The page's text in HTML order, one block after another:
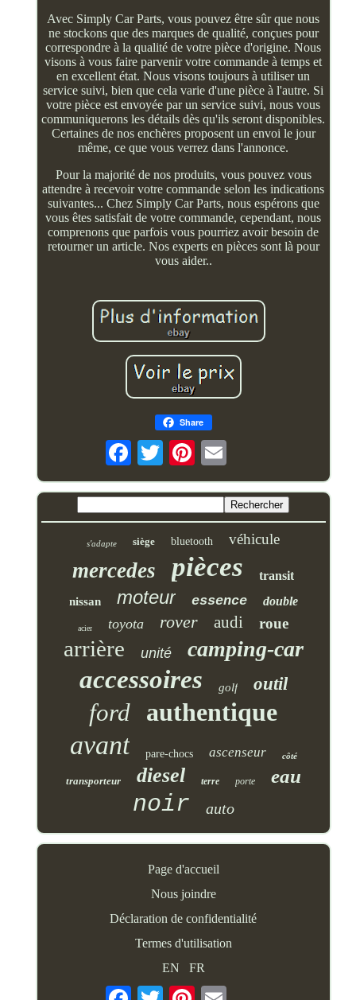
Avec Simply Car Parts, vous pouvez être sûr que nous
ne stockons que des marques de qualité, conçues pour
correspondre à la qualité de votre pièce d'origine. Nous
visons à vous faire parvenir votre commande à temps et
en excellent état. Nous visons toujours à utiliser un
service suivi, bien que cela varie d'une pièce à l'autre. Si
votre pièce est envoyée par un service suivi, nous vous
communiquerons les détails dès qu'ils seront disponibles.
Certaines de nos enchères proposent un envoi le jour
même, ce que vous verrez dans l'annonce.
Pour la majorité de nos produits, vous pouvez vous
attendre à recevoir votre commande selon les indications
suivantes... Chez Simply Car Parts, nous espérons que
vous êtes satisfait de votre commande, cependant, nous
comprenons que parfois vous pourriez avoir besoin de
retourner un article. Nos experts en pièces sont là pour
vous aider..
Share
s'adapte siège bluetooth véhicule
mercedes pièces transit
nissan moteur essence double
acier toyota rover audi roue
arrière unité camping-car
accessoires golf outil
ford authentique
avant pare-chocs ascenseur côté
transporteur diesel terre porte eau
noir auto
Page d'accueil
Nous joindre
Déclaration de confidentialité
Termes d'utilisation
EN
FR